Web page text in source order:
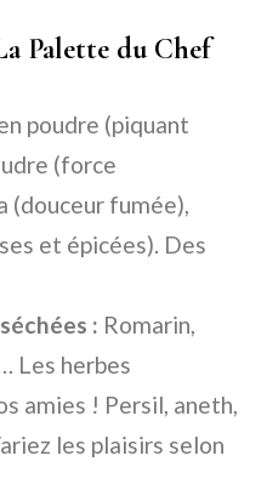
Palette du Chef
poudre (piquant
(force
(douceur fumée),
et épicées). Des
: Romarin,
Les herbes
amies ! Persil, aneth,
les plaisirs selon